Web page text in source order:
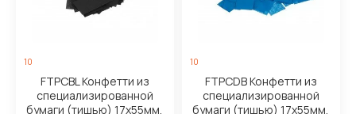
10
FTPCBL Конфетти из
специализированной
бумаги (тишью) 17х55мм,
10
FTPCDB Конфетти из
специализированной
бумаги (тишью) 17х55мм,